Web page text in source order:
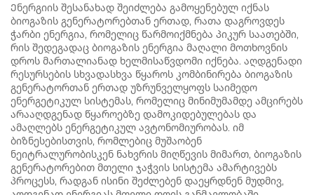
Ენერგიის შესანახად შეიძლება გამოყენებულ იქნას
ბიოგაზის გენერატორებთან ერთად, რათა დაგროვდეს
ჭარბი ენერგია, რომელიც წარმოიქმნება პიკურ საათებში,
რის შედეგადაც ბიოგაზის ენერგია მაღალი მოთხოვნის
დროს მართალიანად ხელმისაწვდომი იქნება. აღდგენადი
რესურსების სხვადასხვა წყაროს კომბინირება ბიოგაზის
გენერატორთან ერთად უზრუნველყოფს საიმედო
ენერგეტიკულ სისტემას, რომელიც მინიმუმამდე ამცირებს
არააღდგენად წყაროებზე დამოკიდებულებას და
ამაღლებს ენერგეტიკულ ავტონომიურობას. იმ
ბიზნესებისთვის, რომლებიც მუშაობენ
ნეიტრალურობისკენ ნახვრის მიღწევის მიმართ, ბიოგაზის
გენერატორებით მთელი ჯაჭვის სისტემა ამარტივებს
პროცესს, რადგან ისინი შეძლებენ დაეყრდნენ მუდმივ,